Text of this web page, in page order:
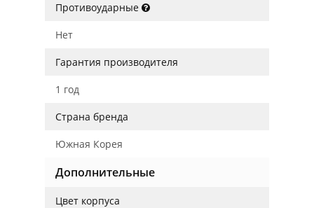
Противоударные
Нет
Гарантия производителя
1 год
Страна бренда
Южная Корея
Дополнительные
Цвет корпуса